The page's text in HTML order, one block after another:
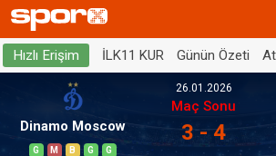
Hızlı Erişim İLK11 KUR Günün Özeti At
Dinamo Moscow
G M B G G
26.01.2026
Maç Sonu
3 - 4